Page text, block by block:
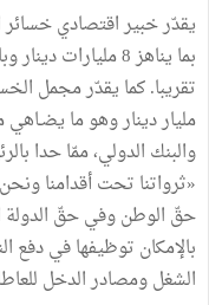
بما يناهز 8
تقريبا. كما يقدّر مجمل
مليار دينار وهو ما
والبنك الدولي، ممّا حدا
«ثرواتنا تحت أقدامنا
حقّ الوطن وفي حقّ الدولة
بالإمكان توظيفها في دفع
الشغل ومصادر الدخل